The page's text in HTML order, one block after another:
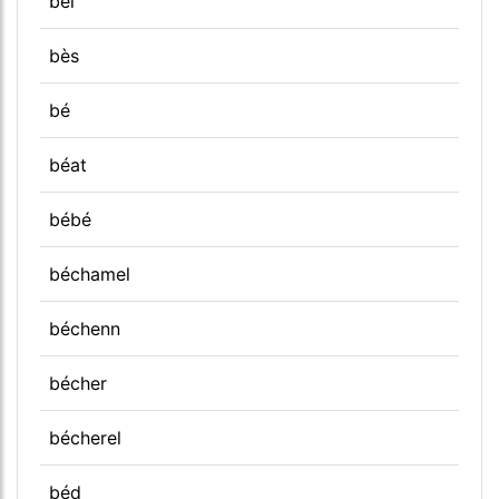
bès
bé
béat
bébé
béchamel
béchenn
bécher
bécherel
béd